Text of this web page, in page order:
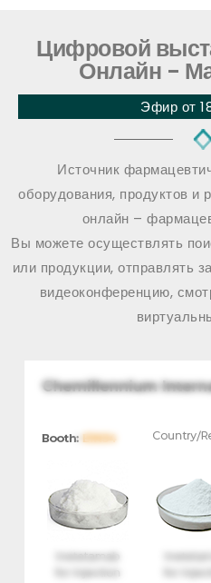
Цифровой
Онлайн -
Эфир от
Источник
оборудования, продуктов и
онлайн –
Вы можете осуществлять
или продукции, отправлять
видеоконференцию,